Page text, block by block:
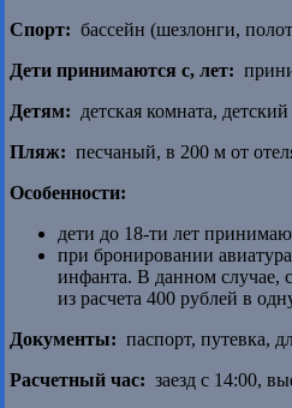
Спорт: бассейн (шезлонги,
Дети принимаются с, лет:
Детям: детская комната,
Пляж: песчаный, в 200 м от
Особенности:
дети до 18-ти лет
при бронировании
инфанта. В данном случае,
из расчета 400 рублей в
Документы: паспорт, путевка,
Расчетный час: заезд с 14:00,